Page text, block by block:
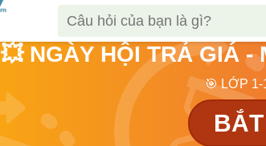
💥 NGÀY HỘI TRẢ GIÁ -
🎯 LỚP